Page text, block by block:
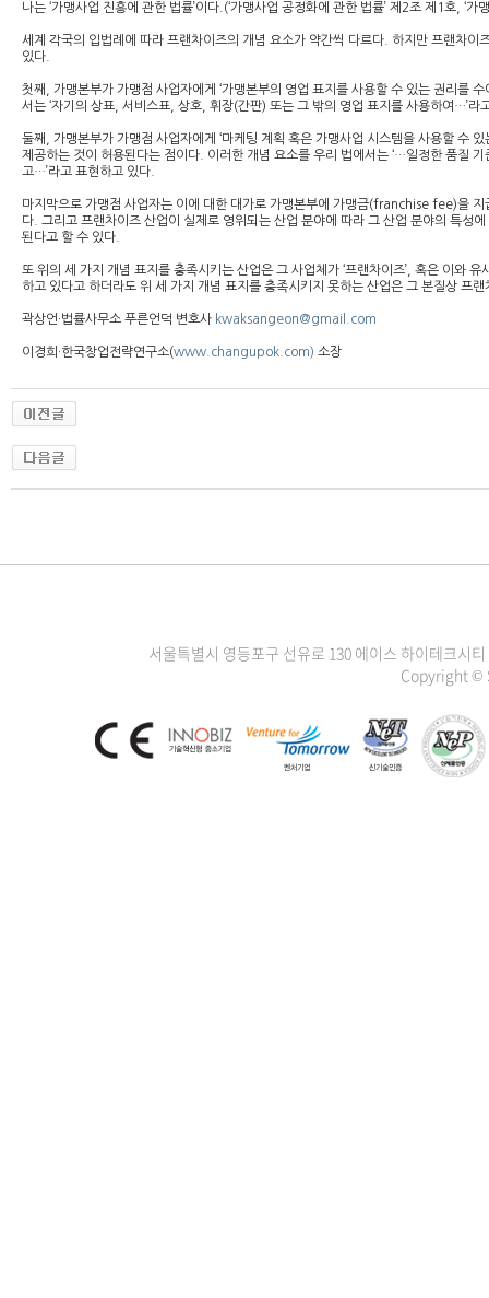
나는 ‘가맹사업 진흥에 관한 법률’이다.(‘가맹사업 공정화에 관한 법률’ 제2조 제1호, ‘가
세계 각국의 입법례에 따라 프랜차이즈의 개념 요소가 약간씩 다르다. 하지만 프랜차
있다.
첫째, 가맹본부가 가맹점 사업자에게 ‘가맹본부의 영업 표지를 사용할 수 있는 권리를
서는 ‘자기의 상표, 서비스표, 상호, 휘장(간판) 또는 그 밖의 영업 표지를 사용하여…’라
둘째, 가맹본부가 가맹점 사업자에게 ‘마케팅 계획 혹은 가맹사업 시스템을 사용할 수
제공하는 것이 허용된다는 점이다. 이러한 개념 요소를 우리 법에서는 ‘…일정한 품질
고…’라고 표현하고 있다.
마지막으로 가맹점 사업자는 이에 대한 대가로 가맹본부에 가맹금(franchise fee)을
다. 그리고 프랜차이즈 산업이 실제로 영위되는 산업 분야에 따라 그 산업 분야의 특성
된다고 할 수 있다.
또 위의 세 가지 개념 표지를 충족시키는 산업은 그 사업체가 ‘프랜차이즈’, 혹은 이와
하고 있다고 하더라도 위 세 가지 개념 표지를 충족시키지 못하는 산업은 그 본질상 프
곽상언·법률사무소 푸른언덕 변호사 kwaksangeon@gmail.com
이경희·한국창업전략연구소(www.changupok.com) 소장
서울특별시 영등포구 선유로 130 에이스 하이테크시
Copyright ©